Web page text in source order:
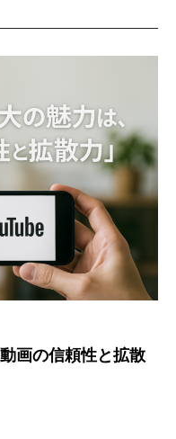
動画の信頼性と拡散